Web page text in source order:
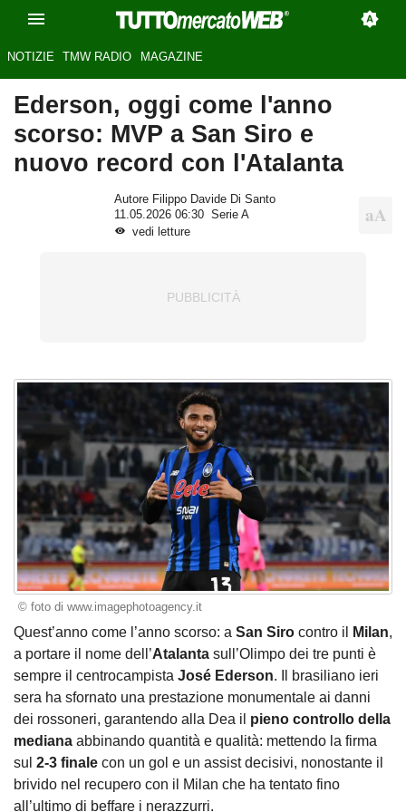
NOTIZIE TMW RADIO MAGAZINE
Ederson, oggi come l'anno
scorso: MVP a San Siro e
nuovo record con l'Atalanta
Autore Filippo Davide Di Santo
11.05.2026 06:30
Serie A
vedi letture
© foto di www.imagephotoagency.it
Quest’anno come l’anno scorso: a San Siro contro il Milan,
a portare il nome dell’Atalanta sull’Olimpo dei tre punti è
sempre il centrocampista José Ederson. Il brasiliano ieri
sera ha sfornato una prestazione monumentale ai danni
dei rossoneri, garantendo alla Dea il pieno controllo della
mediana abbinando quantità e qualità: mettendo la firma
sul 2-3 finale con un gol e un assist decisivi, nonostante il
brivido nel recupero con il Milan che ha tentato fino
all’ultimo di beffare i nerazzurri.